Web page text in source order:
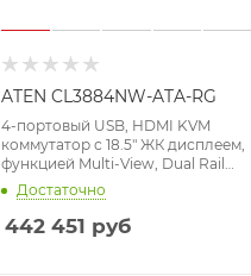
ATEN CL3884NW-ATA-RG
4-портовый USB, HDMI KVM
коммутатор с 18.5" ЖК дисплеем,
функцией Multi-View, Dual Rail
(1920 x 1080)
Достаточно
442 451 руб